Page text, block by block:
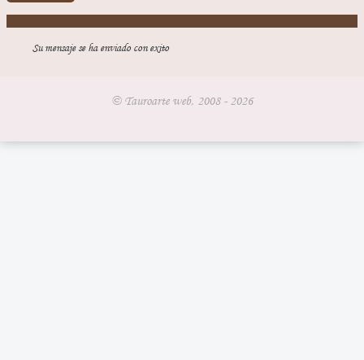
Su mensaje se ha enviado con exito
© Tauroarte web, 2008 - 2026